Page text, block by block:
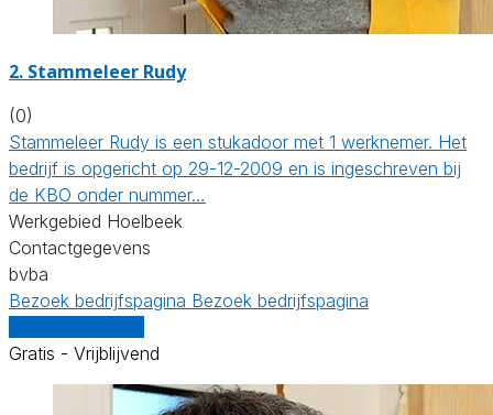
2. Stammeleer Rudy
(0)
Stammeleer Rudy is een stukadoor met 1 werknemer. Het
bedrijf is opgericht op 29-12-2009 en is ingeschreven bij
de KBO onder nummer…
Werkgebied Hoelbeek
Contactgegevens
bvba
Bezoek bedrijfspagina Bezoek bedrijfspagina
Gratis - Vrijblijvend